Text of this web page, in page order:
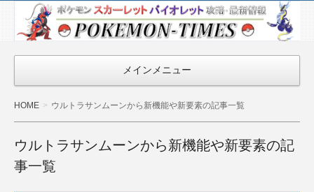
ポケモン最新
情報まとめ
『POKEMON-
TIMES』
メインメニュー
HOME ウルトラサンムーンから新機能や新要素の記事一覧
ウルトラサンムーンから新機能や新要素の記
事一覧